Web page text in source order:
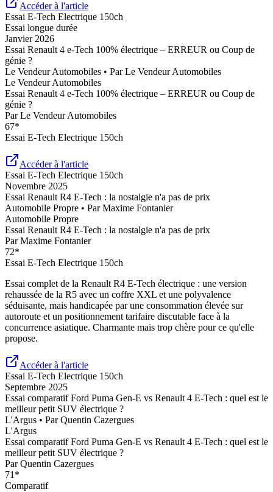
Accéder à l'article
Essai E-Tech Electrique 150ch
Essai longue durée
Janvier 2026
Essai Renault 4 e-Tech 100% électrique – ERREUR ou Coup de
génie ?
Le Vendeur Automobiles • ParLe Vendeur Automobiles
Le Vendeur Automobiles
Essai Renault 4 e-Tech 100% électrique – ERREUR ou Coup de
génie ?
ParLe Vendeur Automobiles
67*
Essai E-Tech Electrique 150ch
Accéder à l'article
Essai E-Tech Electrique 150ch
Novembre 2025
Essai Renault R4 E-Tech : la nostalgie n'a pas de prix
Automobile Propre • ParMaxime Fontanier
Automobile Propre
Essai Renault R4 E-Tech : la nostalgie n'a pas de prix
ParMaxime Fontanier
72*
Essai E-Tech Electrique 150ch
Essai complet de la Renault R4 E-Tech électrique : une version
rehaussée de la R5 avec un coffre XXL et une polyvalence
séduisante, mais handicapée par une consommation élevée sur
autoroute et un positionnement tarifaire discutable face à la
concurrence asiatique. Charmante mais trop chère pour ce qu'elle
propose.
Accéder à l'article
Essai E-Tech Electrique 150ch
Septembre 2025
Essai comparatif Ford Puma Gen-E vs Renault 4 E-Tech : quel est le
meilleur petit SUV électrique ?
L'Argus • ParQuentin Cazergues
L'Argus
Essai comparatif Ford Puma Gen-E vs Renault 4 E-Tech : quel est le
meilleur petit SUV électrique ?
ParQuentin Cazergues
71*
Comparatif